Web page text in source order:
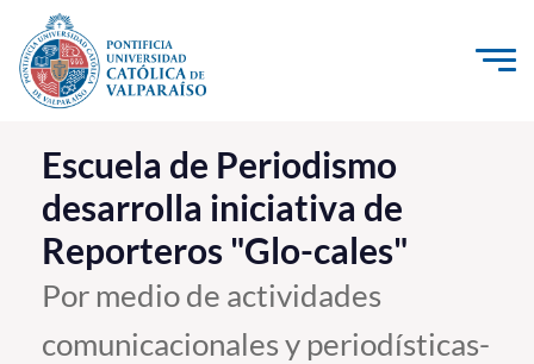
Click acá para ir directamente al contenido
La Universidad
Investigación, Creación e Innovación
PUCV Internacional
Vinculación con el Medio
Escuela de Periodismo
desarrolla iniciativa de
Reporteros "Glo-cales"
Por medio de actividades
comunicacionales y periodísticas-